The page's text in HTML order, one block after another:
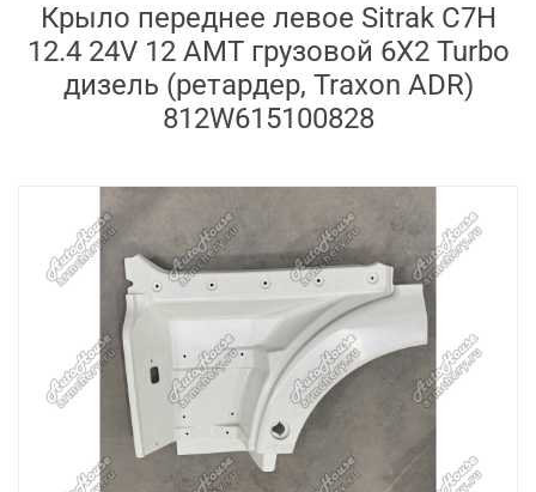
Крыло переднее левое Sitrak C7H
12.4 24V 12 AMT грузовой 6X2 Turbo
дизель (ретардер, Traxon ADR)
812W615100828